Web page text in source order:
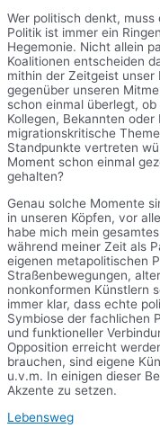
Wer politisch denkt,
Politik ist immer ein
Hegemonie. Nicht allein
Koalitionen entscheiden
mithin der Zeitgeist unser
gegenüber unseren
schon einmal überlegt,
Kollegen, Bekannten
migrationskritische
Standpunkte vertreten
Moment schon einmal
gehalten?
Genau solche Momente
in unseren Köpfen, vor
habe mich mein
während meiner Zeit als
eigenen metapolitischen
Straßenbewegungen,
nonkonformen Künstlern
immer klar, dass echte
Symbiose der fachlichen
und funktioneller
Opposition erreicht
brauchen, sind eigene
u.v.m. In einigen dieser
Akzente zu setzen.
Lebensweg